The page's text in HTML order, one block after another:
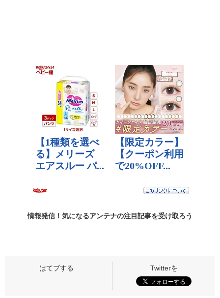
情報発信！気になるアンテナの注目記事を受け取ろう